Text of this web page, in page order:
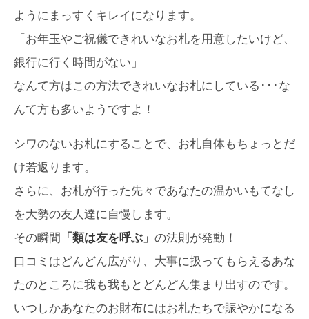
ようにまっすくキレイになります。
「お年玉やご祝儀できれいなお札を用意したいけど、
銀行に行く時間がない」
なんて方はこの方法できれいなお札にしている･･･な
んて方も多いようですよ！
シワのないお札にすることで、お札自体もちょっとだ
け若返ります。
さらに、お札が行った先々であなたの温かいもてなし
を大勢の友人達に自慢します。
その瞬間 「類は友を呼ぶ」 の法則が発動！
口コミはどんどん広がり、大事に扱ってもらえるあな
たのところに我も我もとどんどん集まり出すのです。
いつしかあなたのお財布にはお札たちで賑やかになる